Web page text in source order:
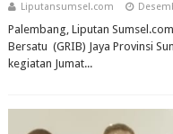
Liputansumsel.com
Palembang, Liputan
Bersatu (GRIB) Jaya Provinsi
kegiatan Jumat...